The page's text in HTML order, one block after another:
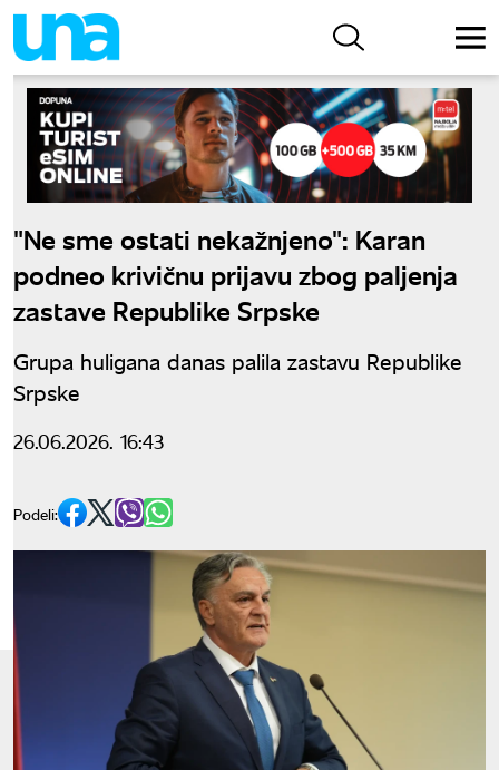
"Ne sme ostati nekažnjeno": Karan
podneo krivičnu prijavu zbog paljenja
zastave Republike Srpske
Grupa huligana danas palila zastavu Republike
Srpske
26.06.2026. 16:43
Podeli: